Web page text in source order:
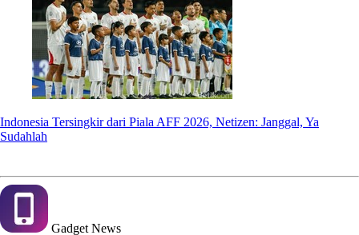
Indonesia Tersingkir dari Piala AFF 2026, Netizen: Janggal, Ya
Sudahlah
Gadget News